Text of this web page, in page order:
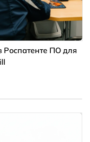
Роспатенте ПО для